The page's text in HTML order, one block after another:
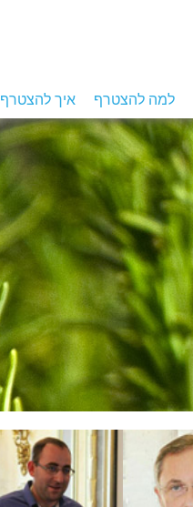
למה להצטרף איך להצטרף